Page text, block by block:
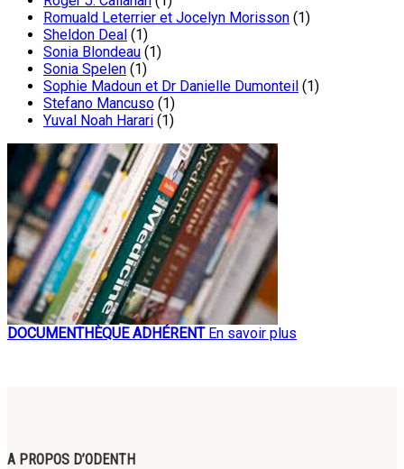
Romuald Leterrier et Jocelyn Morisson (1)
Sheldon Deal (1)
Sonia Blondeau (1)
Sonia Spelen (1)
Sophie Madoun et Dr Danielle Dumonteil (1)
Stefano Mancuso (1)
Yuval Noah Harari (1)
DOCUMENTHÈQUE ADHÉRENT En savoir plus
A PROPOS D’ODENTH